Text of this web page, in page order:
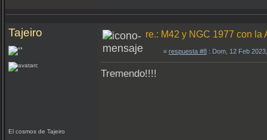
Tajeiro
El cosmos de Tajeiro
re.: M42 y NGC 1977 con la
« respuesta #8 : Dom, 12 Feb
Tremendo!!!!